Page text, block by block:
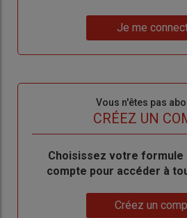
de
me
Je me
Vous n'êtes pas
CRÉEZ UN
BodyChoisissez votre
compte pour accéder à
Créez un